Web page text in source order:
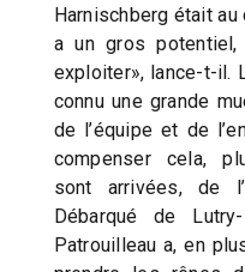
Harnischberg était au
a un gros potentiel,
exploiter», lance-t-il.
connu une grande
de l’équipe et de
compenser cela,
sont arrivées, de
Débarqué de
Patrouilleau a, en